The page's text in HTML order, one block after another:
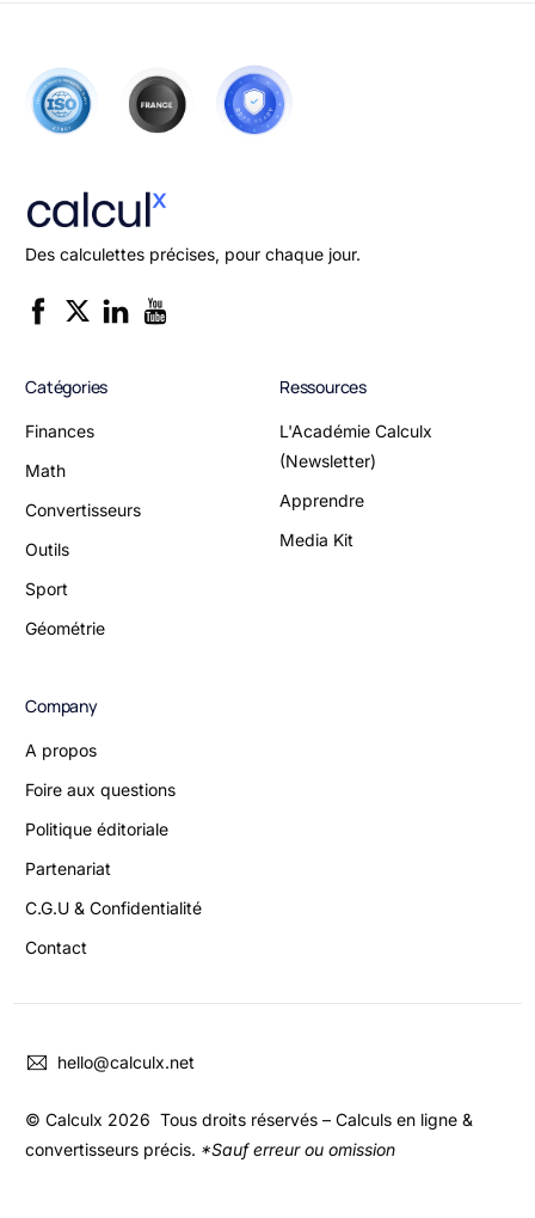
Des calculettes précises, pour chaque jour.
Catégories
Finances
Math
Convertisseurs
Outils
Sport
Géométrie
Ressources
L'Académie Calculx
(Newsletter)
Apprendre
Media Kit
Company
A propos
Foire aux questions
Politique éditoriale
Partenariat
C.G.U & Confidentialité
Contact
© Calculx 2026 Tous droits réservés – Calculs en ligne &
convertisseurs précis. *Sauf erreur ou omission
hello@calculx.net